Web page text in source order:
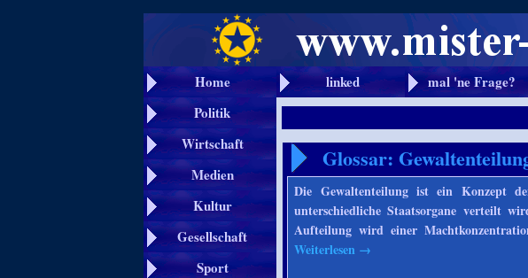
Home linked mal 'ne Frage?
Politik
Wirtschaft
Medien
Kultur
Gesellschaft
Sport
Glossar:
Die Gewaltenteilung ist ein Konzept
unterschiedliche Staatsorgane verteilt
Aufteilung wird einer
Weiterlesen →